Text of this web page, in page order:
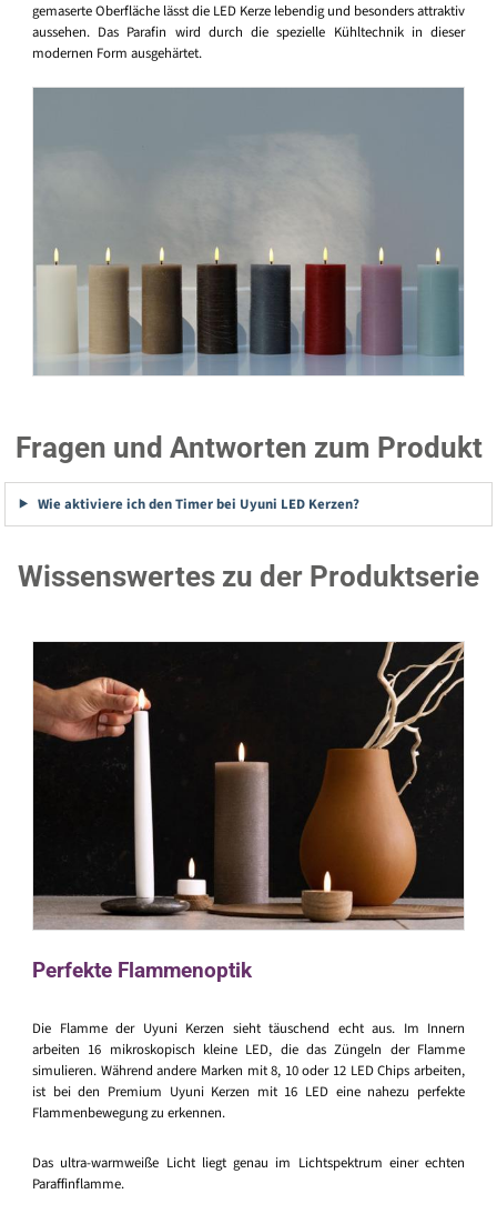
gemaserte Oberfläche lässt die LED Kerze lebendig und besonders attraktiv
aussehen. Das Parafin wird durch die spezielle Kühltechnik in dieser
modernen Form ausgehärtet.
Fragen und Antworten zum Produkt
Wie aktiviere ich den Timer bei Uyuni LED Kerzen?
Wissenswertes zu der Produktserie
Perfekte Flammenoptik
Die Flamme der Uyuni Kerzen sieht täuschend echt aus. Im Innern
arbeiten 16 mikroskopisch kleine LED, die das Züngeln der Flamme
simulieren. Während andere Marken mit 8, 10 oder 12 LED Chips arbeiten,
ist bei den Premium Uyuni Kerzen mit 16 LED eine nahezu perfekte
Flammenbewegung zu erkennen.
Das ultra-warmweiße Licht liegt genau im Lichtspektrum einer echten
Paraffinflamme.